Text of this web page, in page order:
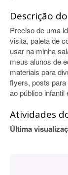
Descrição
Preciso de uma
visita, paleta de
usar na minha
meus alunos de
materiais para
flyers, posts
ao público infantil
Atividades
Última